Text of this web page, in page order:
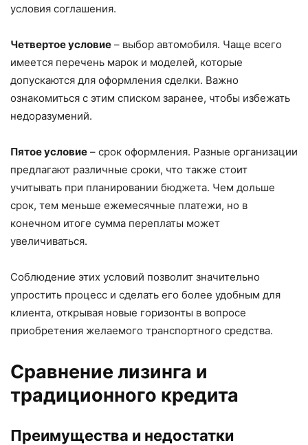
условия соглашения.
Четвертое условие – выбор автомобиля. Чаще всего
имеется перечень марок и моделей, которые
допускаются для оформления сделки. Важно
ознакомиться с этим списком заранее, чтобы избежать
недоразумений.
Пятое условие – срок оформления. Разные организации
предлагают различные сроки, что также стоит
учитывать при планировании бюджета. Чем дольше
срок, тем меньше ежемесячные платежи, но в
конечном итоге сумма переплаты может
увеличиваться.
Соблюдение этих условий позволит значительно
упростить процесс и сделать его более удобным для
клиента, открывая новые горизонты в вопросе
приобретения желаемого транспортного средства.
Сравнение лизинга и
традиционного кредита
Преимущества и недостатки